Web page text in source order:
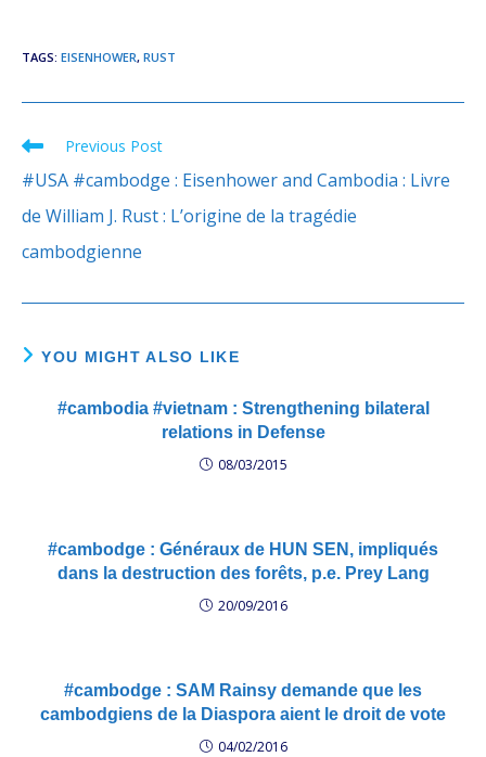
TAGS: EISENHOWER, RUST
Read
more
Previous Post
#USA #cambodge : Eisenhower and Cambodia : Livre
de William J. Rust : L’origine de la tragédie
cambodgienne
YOU MIGHT ALSO LIKE
#cambodia #vietnam : Strengthening bilateral
relations in Defense
08/03/2015
#cambodge : Généraux de HUN SEN, impliqués
dans la destruction des forêts, p.e. Prey Lang
20/09/2016
#cambodge : SAM Rainsy demande que les
cambodgiens de la Diaspora aient le droit de vote
04/02/2016